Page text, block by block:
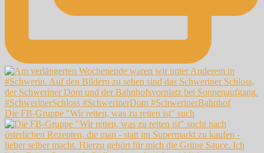
Die FB-Gruppe "Wir retten, was zu retten ist" such